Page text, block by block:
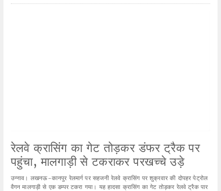
रेलवे क्रासिंग का गेट तोड़कर डंफर ट्रैक पर
पहुंचा, मालगाड़ी से टकराकर परखच्चे उड़े
उन्नाव। लखनऊ-कानपुर रेलमार्ग पर सहजनी रेलवे क्रासिंग पर शुक्रवार की दोपहर पेट्रोल
वैगन मालगाड़ी से एक डम्पर टकरा गया। यह हादसा क्रासिंग का गेट तोड़कर रेलवे ट्रैक पार